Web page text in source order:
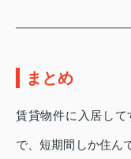
まとめ
賃貸物件に入居し
で、短期間しか住ん